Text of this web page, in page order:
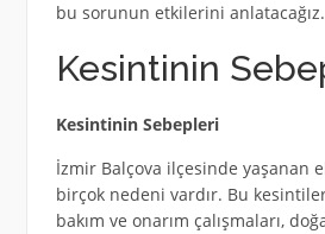
bu sorunun etkilerini anlatacağız.
Kesintinin
Kesintinin Sebepleri
İzmir Balçova ilçesinde yaşanan
birçok nedeni vardır. Bu
bakım ve onarım çalışmaları,